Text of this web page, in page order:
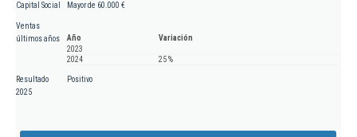
Capital Social Mayor de 60.000 €
Ventas
últimos años
Año
Variación
2023
2024
25 %
Resultado
2025
Positivo